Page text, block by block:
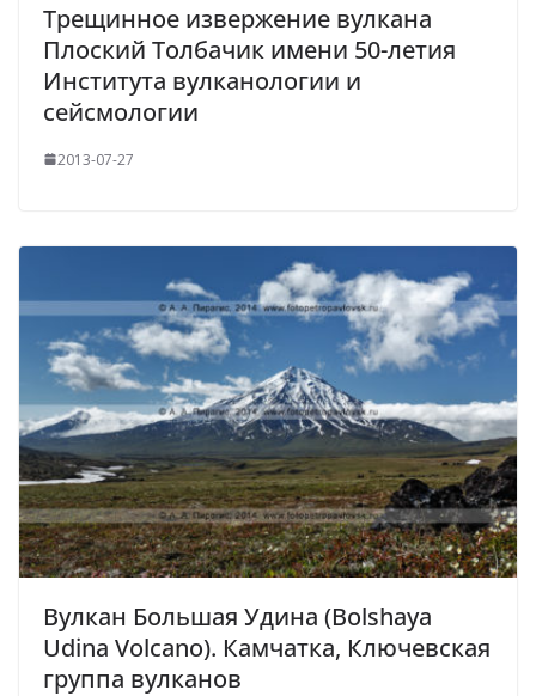
Трещинное извержение вулкана
Плоский Толбачик имени 50-летия
Института вулканологии и
сейсмологии
2013-07-27
Вулкан Большая Удина (Bolshaya
Udina Volcano). Камчатка, Ключевская
группа вулканов